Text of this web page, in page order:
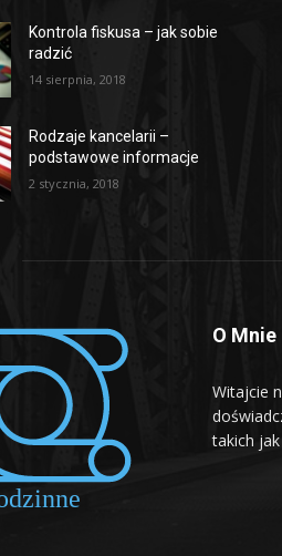
Kontrola fiskusa – jak sobie
radzić
14 sierpnia, 2018
Rodzaje kancelarii –
podstawowe informacje
2 stycznia, 2018
O Mnie
Witajcie
takich